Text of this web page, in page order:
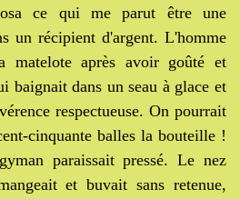
ce qui me parut être une
un récipient d'argent. L'homme
après avoir goûté et
baignait dans un seau à glace et
respectueuse. On pourrait
cinquante balles la bouteille !
paraissait pressé. Le nez
et buvait sans retenue,